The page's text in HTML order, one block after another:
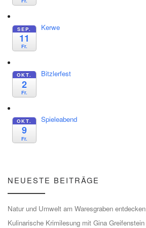
SEP.
11
Fr.
Kerwe
OKT.
2
Fr.
Bitzlerfest
OKT.
9
Fr.
Spieleabend
NEUESTE BEITRÄGE
Natur und Umwelt am Waresgraben entdecken
Kulinarische Krimilesung mit Gina Greifenstein